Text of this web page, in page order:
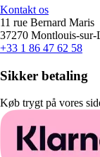
Kontakt os
11 rue Bernard Maris
37270 Montlouis-
+33 1 86 47 62 58
Sikker betaling
Køb trygt på vores